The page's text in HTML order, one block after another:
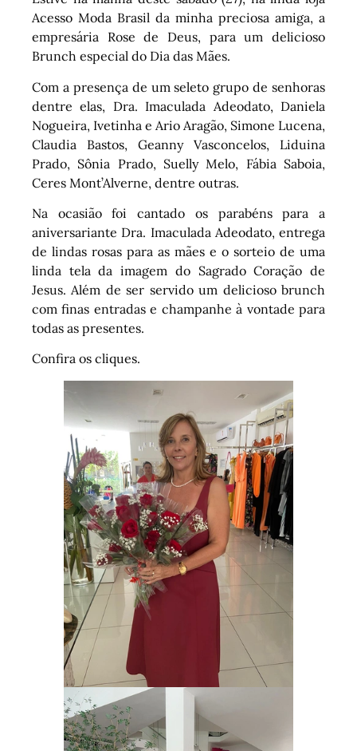
Acesso Moda Brasil da minha preciosa amiga, a
empresária Rose de Deus, para um delicioso
Brunch especial do Dia das Mães.
Com a presença de um seleto grupo de senhoras
dentre elas, Dra. Imaculada Adeodato, Daniela
Nogueira, Ivetinha e Ario Aragão, Simone Lucena,
Claudia Bastos, Geanny Vasconcelos, Liduina
Prado, Sônia Prado, Suelly Melo, Fábia Saboia,
Ceres Mont’Alverne, dentre outras.
Na ocasião foi cantado os parabéns para a
aniversariante Dra. Imaculada Adeodato, entrega
de lindas rosas para as mães e o sorteio de uma
linda tela da imagem do Sagrado Coração de
Jesus. Além de ser servido um delicioso brunch
com finas entradas e champanhe à vontade para
todas as presentes.
Confira os cliques.